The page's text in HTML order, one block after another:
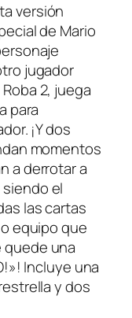
versión
de Mario
jugador
2, juega
para
¡Y dos
momentos
a derrotar a
el
las cartas
equipo que
quede una
Incluye una
y dos